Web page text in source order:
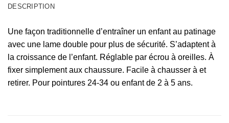
DESCRIPTION
Une façon traditionnelle d’entraîner un enfant au patinage
avec une lame double pour plus de sécurité. S’adaptent à
la croissance de l’enfant. Réglable par écrou à oreilles. À
fixer simplement aux chaussure. Facile à chausser à et
retirer. Pour pointures 24-34 ou enfant de 2 à 5 ans.